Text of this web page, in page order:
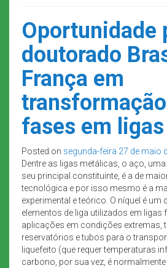
Oportunidade
doutorado
França em
fases em
Posted on segunda-feira 27 de maio
Dentre as ligas metálicas, o aço,
seu principal constituinte, é a de
tecnológica e por isso mesmo é a
experimental e teórico. O níquel é um
elementos de liga utilizados em
aplicações em condições extremas,
reservatórios e tubos para o
liquefeito (que requer temperaturas
carbono, por sua vez, é